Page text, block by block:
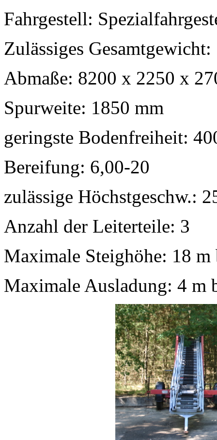
Fahrgestell:
Zulässiges Gesamtgewicht:
Abmaße: 8200 x 2250 x
Spurweite: 1850 mm
geringste Bodenfreiheit:
Bereifung: 6,00-20
zulässige Höchstgeschw.:
Anzahl der Leiterteile: 3
Maximale Steighöhe: 18
Maximale Ausladung: 4 m